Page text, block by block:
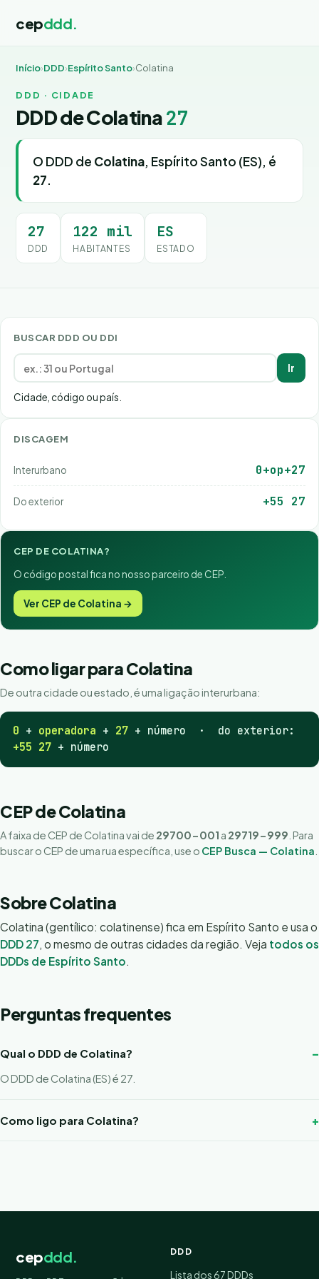
cepddd.
Início›DDD›Espírito Santo›Colatina
DDD · CIDADE
DDD de Colatina27
O DDD de Colatina, Espírito Santo (ES), é
27.
27
DDD
122 mil
HABITANTES
ES
ESTADO
BUSCAR DDD OU DDI
Ir
Cidade, código ou país.
DISCAGEM
Interurbano 0+op+27
Do exterior +55 27
CEP DE COLATINA?
O código postal fica no nosso parceiro de CEP.
Ver CEP de Colatina →
Como ligar para Colatina
De outra cidade ou estado, é uma ligação interurbana:
0 + operadora + 27 + número · do exterior:
+55 27 + número
CEP de Colatina
A faixa de CEP de Colatina vai de 29700-001 a 29719-999 . Para
buscar o CEP de uma rua específica, use o CEP Busca — Colatina
Sobre Colatina
Colatina (gentílico: colatinense) fica em Espírito Santo e usa o
DDD 27, o mesmo de outras cidades da região. Veja todos os
DDDs de Espírito Santo.
Perguntas frequentes
Qual o DDD de Colatina?
O DDD de Colatina (ES) é 27.
Como ligo para Colatina?
cepddd. DDD
Lista dos 67 DDDs